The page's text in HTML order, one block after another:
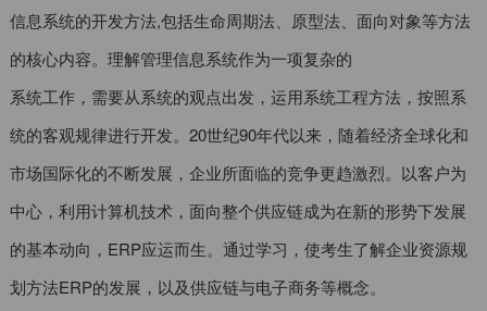
信息系统的开发方法,包括生命周期法、原型法、面向对象等方法
的核心内容。理解管理信息系统作为一项复杂的
系统工作，需要从系统的观点出发，运用系统工程方法，按照系
统的客观规律进行开发。20世纪90年代以来，随着经济全球化和
市场国际化的不断发展，企业所面临的竞争更趋激烈。以客户为
中心，利用计算机技术，面向整个供应链成为在新的形势下发展
的基本动向，ERP应运而生。通过学习，使考生了解企业资源规
划方法ERP的发展，以及供应链与电子商务等概念。